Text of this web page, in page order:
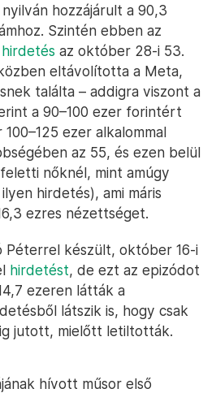
hozzájárult a 90,3
Szintén ebben az
hirdetés az október 28-i 53.
eltávolította a Meta,
találta – addigra viszont a
a 90–100 ezer forintért
ezer alkalommal
az 55, és ezen belül
nőknél, mint amúgy
hirdetés), ami máris
ezres nézettséget.
Péterrel készült, október 16-i
hirdetést, de ezt az epizódot
ezeren látták a
látszik is, hogy csak
jutott, mielőtt letiltották.
hívott műsor első